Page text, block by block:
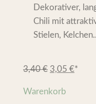
Dekorativer,
Chili mit
Stielen,
3,40€ 3,05 €*
Warenkorb